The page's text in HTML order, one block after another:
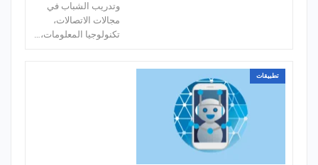
وتدريب الشباب في
مجالات الاتصالات،
تكنولوجيا المعلومات،…
تطبيقات